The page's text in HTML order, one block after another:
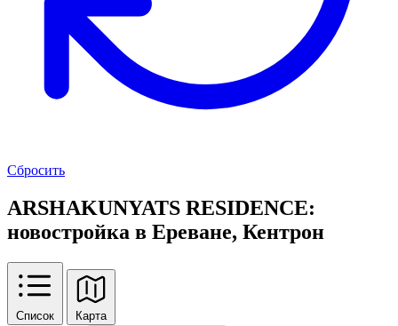
Сбросить
ARSHAKUNYATS RESIDENCE:
новостройка в Ереване, Кентрон
Список Карта